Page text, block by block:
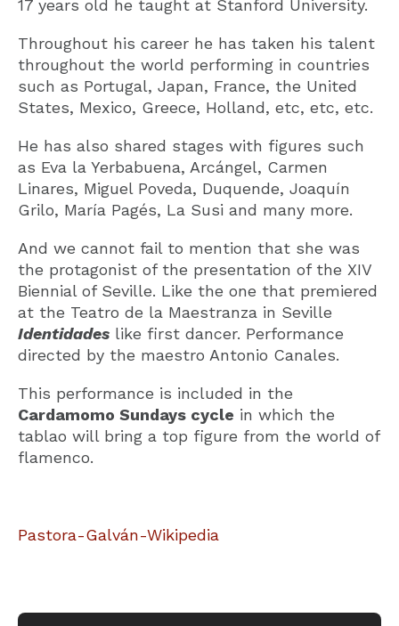
17 years old he taught at Stanford University.
Throughout his career he has taken his talent
throughout the world performing in countries
such as Portugal, Japan, France, the United
States, Mexico, Greece, Holland, etc, etc, etc.
He has also shared stages with figures such
as Eva la Yerbabuena, Arcángel, Carmen
Linares, Miguel Poveda, Duquende, Joaquín
Grilo, María Pagés, La Susi and many more.
And we cannot fail to mention that she was
the protagonist of the presentation of the XIV
Biennial of Seville. Like the one that premiered
at the Teatro de la Maestranza in Seville
Identidades like first dancer. Performance
directed by the maestro Antonio Canales.
This performance is included in the
Cardamomo Sundays cycle in which the
tablao will bring a top figure from the world of
flamenco.
Pastora-Galván-Wikipedia